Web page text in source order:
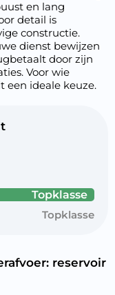
en lang
detail is
constructie.
dienst bewijzen
door zijn
Voor wie
een ideale keuze.
Topklasse
Topklasse
reservoir